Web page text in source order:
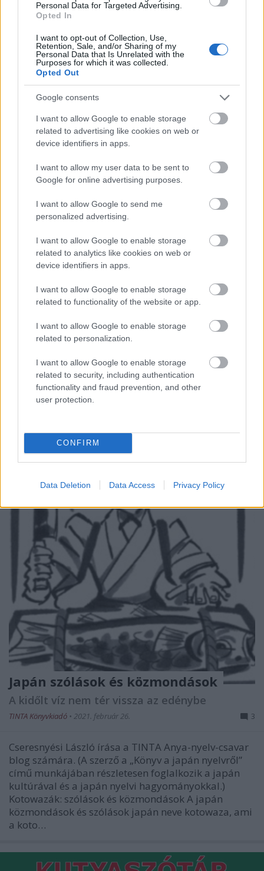
Personal Data for Targeted Advertising.
Opted In
I want to opt-out of Collection, Use,
Retention, Sale, and/or Sharing of my
Personal Data that Is Unrelated with the
Purposes for which it was collected.
Opted Out
Google consents
I want to allow Google to enable storage
related to advertising like cookies on web or
device identifiers in apps.
I want to allow my user data to be sent to
Google for online advertising purposes.
I want to allow Google to send me
personalized advertising.
I want to allow Google to enable storage
related to analytics like cookies on web or
device identifiers in apps.
I want to allow Google to enable storage
related to functionality of the website or app.
I want to allow Google to enable storage
related to personalization.
I want to allow Google to enable storage
related to security, including authentication
functionality and fraud prevention, and other
user protection.
CONFIRM
Data Deletion Data Access Privacy Policy
December második hetében (a kínai naptár szerint a
patkány havában) jelent meg a TINTA
Könyvkiadónál A több ezer éves kínai kultúra
közmondásai, szólásai és jelképei tükrében című
329 oldalas gyűjtemény. Ez alkalomból beszélgetett
a szerkesztővel, Balázsi József Attilával kiadónk
munkatársa,…
A kínai nyelveknek nincs nyelvtana,
csak kacifántos írása?
Nyelvi tévhitek 4.
TINTA Könyvkiadó •2022. október 21.
Azt tapasztaltam, hogy a laikusokat, vagyis a
nyelvekhez hivatásból nem értő nagyközönséget
vonásai miatt, úgy is mondhatnám, hogy némi
titokzatosság övezi. Mi tagadás, a kínai valóban
méltó a kiemelt figyelmünkre, és ha itt csak a címben
Japán szólások és közmondások
A kidőlt víz nem tér vissza az edénybe
TINTA Könyvkiadó • 2021. február 26. 3
Cseresnyési László írása a TINTA Anya-nyelv-csavar
blog számára. (A szerző a „Könyv a japán nyelvről”
című munkájában részletesen foglalkozik a japán
kultúrával és a japán nyelvi hagyományokkal.)
Kotowazák: szólások és közmondások A japán
közmondások és szólások japán neve kotowaza, ami
a koto…